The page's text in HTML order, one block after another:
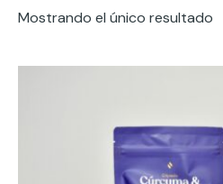
Mostrando el único resultado